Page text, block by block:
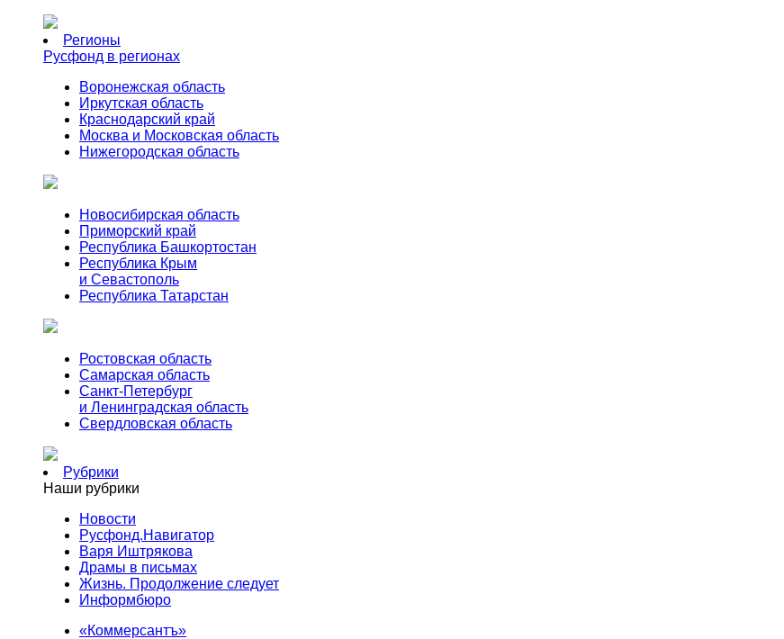
Регионы
Русфонд в регионах
Воронежская область
Иркутская область
Краснодарский край
Москва и Московская область
Нижегородская область
Новосибирская область
Приморский край
Республика Башкортостан
Республика Крым
и Севастополь
Республика Татарстан
Ростовская область
Самарская область
Санкт-Петербург
и Ленинградская область
Свердловская область
Рубрики
Наши рубрики
Новости
Русфонд.Навигатор
Варя Иштрякова
Драмы в письмах
Жизнь. Продолжение следует
Информбюро
«Коммерсантъ»